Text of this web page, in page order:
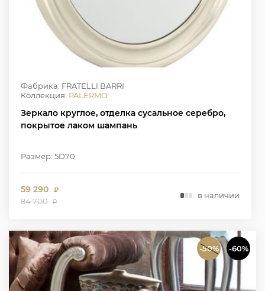
Фабрика: FRATELLI BARRI
Коллекция: PALERMO
Зеркало круглое, отделка сусальное серебро,
покрытое лаком шампань
Размер: 5D70
59 290 ₽
84 700 ₽
в наличии
-50% -60%